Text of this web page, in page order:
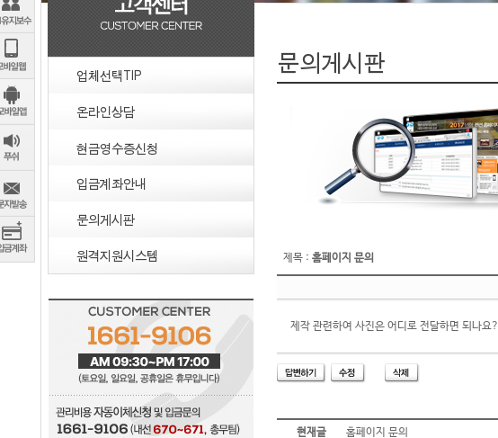
제목 : 홈페이지 문의
제작 관련하여 사진은 어디로 전달하면 되나요?
현재글 홈페이지 문의